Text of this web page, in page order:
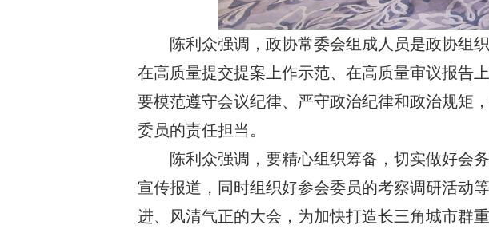
陈利众强调，政协常委会组成人员是政协组
在高质量提交提案上作示范、在高质量审议报告
要模范遵守会议纪律、严守政治纪律和政治规矩
委员的责任担当。
陈利众强调，要精心组织筹备，切实做好会
宣传报道，同时组织好参会委员的考察调研活动
进、风清气正的大会，为加快打造长三角城市群